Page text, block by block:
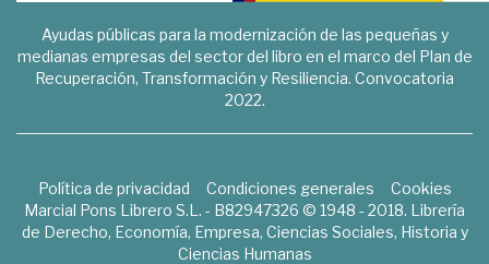
Ayudas públicas para la modernización de las pequeñas y
medianas empresas del sector del libro en el marco del Plan de
Recuperación, Transformación y Resiliencia. Convocatoria
2022.
Política de privacidad Condiciones generales
Cookies
Marcial Pons Librero S.L. - B82947326 © 1948 - 2018. Librería
de Derecho, Economía, Empresa, Ciencias Sociales, Historia y
Ciencias Humanas